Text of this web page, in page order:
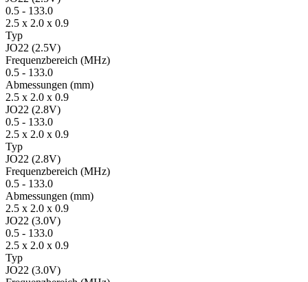
0.5 - 133.0
2.5 x 2.0 x 0.9
Typ
JO22 (2.5V)
Fre­quenz­bereich (MHz)
0.5 - 133.0
Ab­mes­sungen (mm)
2.5 x 2.0 x 0.9
JO22 (2.8V)
0.5 - 133.0
2.5 x 2.0 x 0.9
Typ
JO22 (2.8V)
Fre­quenz­bereich (MHz)
0.5 - 133.0
Ab­mes­sungen (mm)
2.5 x 2.0 x 0.9
JO22 (3.0V)
0.5 - 133.0
2.5 x 2.0 x 0.9
Typ
JO22 (3.0V)